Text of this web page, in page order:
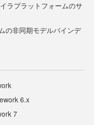
ラプラットフォームのサ
の非同期モデルバインデ
6.x
7